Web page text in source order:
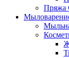
Пряжа